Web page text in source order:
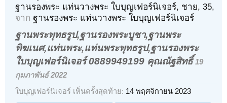
ฐานรองพระ แท่นวางพระ ใบบุญเฟอร์นิเจอร์, ชาย, 35,
จาก ฐานรองพระ แท่นวางพระ ใบบุญเฟอร์นิเจอร์
ฐานพระพุทธรูป,ฐานรองพระบูชา,ฐานพระ
พิฆเนศ,แท่นพระ,แท่นพระพุทธรูป,ฐานรองพระ
ใบบุญเฟอร์นิเจอร์ 0889949199 คุณณัฐสิทธิ์19
กุมภาพันธ์ 2022
ใบบุญเฟอร์นิเจอร์ เห็นครั้งสุดท้าย: 14 พฤศจิกายน 2023